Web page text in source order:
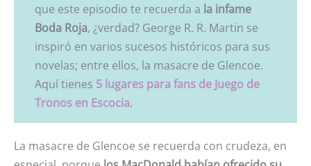
que este episodio te recuerda a la infame
Boda Roja, ¿verdad? George R. R. Martin se
inspiró en varios sucesos históricos para sus
novelas; entre ellos, la masacre de Glencoe.
Aquí tienes 5 lugares para fans de Juego de
Tronos en Escocia.
La masacre de Glencoe se recuerda con crudeza, en